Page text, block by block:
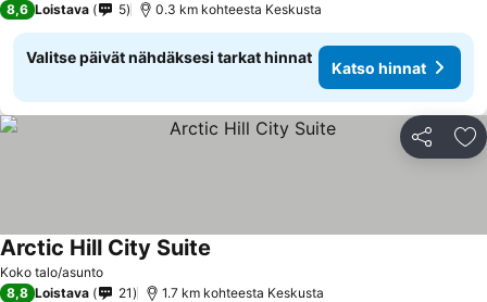
8,6 Loistava 5 0.3 km kohteesta Keskusta
Valitse päivät nähdäksesi tarkat hinnat
Katso hinnat
Jaa
Koko talo/asunto
Arctic Hill City Suite
8,8 Loistava 21 1.7 km kohteesta Keskusta